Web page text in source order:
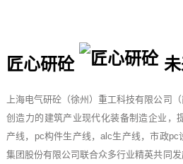
匠心研砼
上海电气研砼（徐州）重工科技有限公司
创造力的建筑产业现代化装备制造企业，
产线，pc构件生产线，alc生产线，市政
集团股份有限公司联合众多行业精英共同